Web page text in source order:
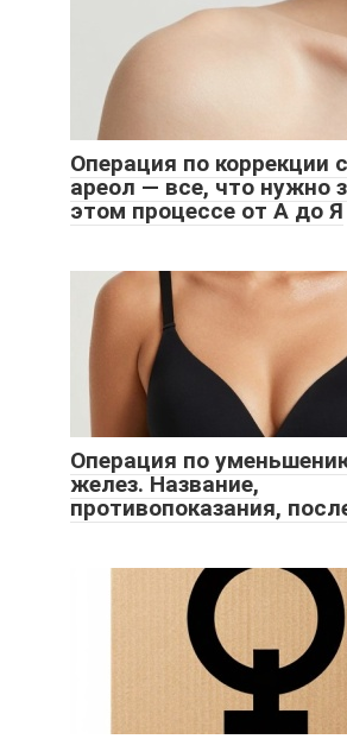
Операция по коррекции
ареол — все, что нужно
этом процессе от А до Я
Операция по
желез. Название,
противопоказания,